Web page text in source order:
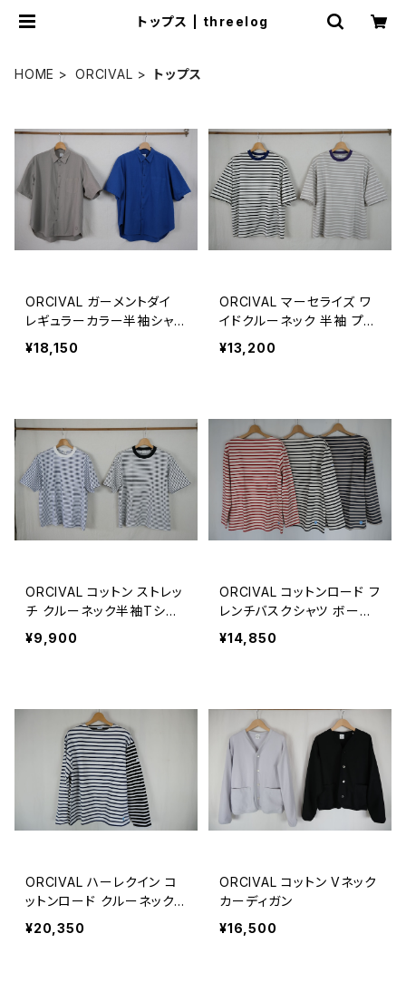
トップス | threelog
HOME ORCIVAL トップス
ORCIVAL ガーメントダイ
レギュラーカラー半袖シャツ
MEN
¥18,150
ORCIVAL マーセライズ ワ
イドクルーネック 半袖 プル
オーバー MEN
¥13,200
ORCIVAL コットン ストレッ
チ クルーネック半袖Tシャ
ツ MEN
¥9,900
ORCIVAL コットンロード フ
レンチバスクシャツ ボーダ
ー MEN
¥14,850
ORCIVAL ハーレクイン コ
ットンロード クルーネック
フレンチバスクTシャツ ME
¥20,350
ORCIVAL コットン Vネック
カーディガン
¥16,500